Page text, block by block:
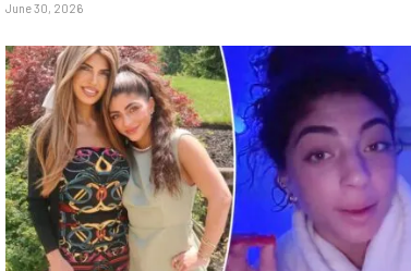
June 30, 2026